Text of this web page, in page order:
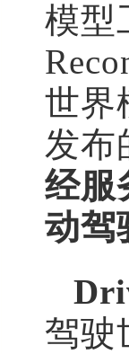
模型
世界
发布
经服
动驾
驾驶